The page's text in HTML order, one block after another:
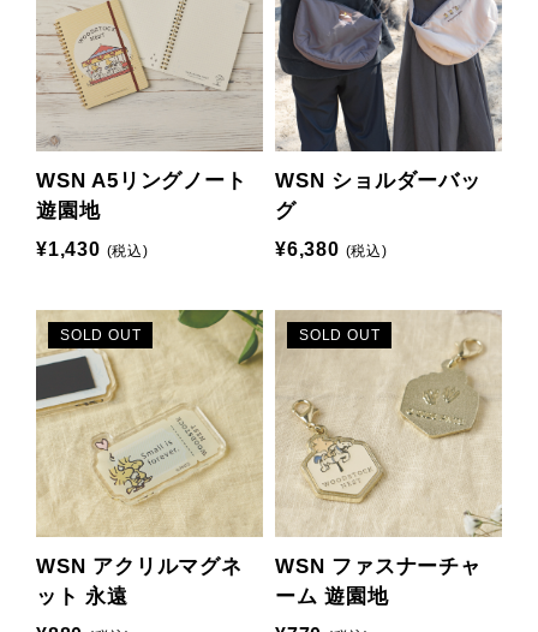
WSN A5リングノート
遊園地
¥1,430 (税込)
WSN ショルダーバッ
グ
¥6,380 (税込)
SOLD OUT
WSN アクリルマグネ
ット 永遠
SOLD OUT
WSN ファスナーチャ
ーム 遊園地